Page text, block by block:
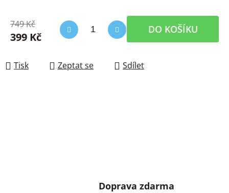
749 Kč
399 Kč
DO KOŠÍKU
Tisk Zeptat se Sdílet
Doprava zdarma